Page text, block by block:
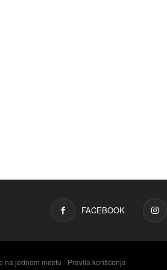
FACEBOOK
na jednom mestu - Pravila korišćenja